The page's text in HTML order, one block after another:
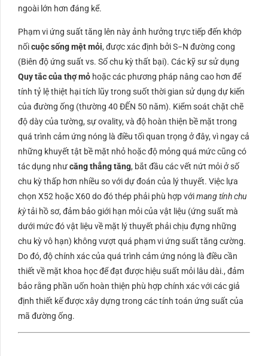
ngoài lớn hơn đáng kể.
Phạm vi ứng suất tăng lên này ảnh hưởng trực tiếp đến khớp
nốicuộc sống mệt mỏi, được xác định bởiS−N đường cong
(Biên độ ứng suất vs. Số chu kỳ thất bại). Các kỹ sư sử dụng
Quy tắc của thợ mỏ hoặc các phương pháp nâng cao hơn để
tính tỷ lệ thiệt hại tích lũy trong suốt thời gian sử dụng dự kiến ​​
của đường ống (thường 40 ĐẾN 50 năm). Kiểm soát chặt chẽ
độ dày của tường, sự ovality, và độ hoàn thiện bề mặt trong
quá trình cảm ứng nóng là điều tối quan trọng ở đây, vì ngay cả
những khuyết tật bề mặt nhỏ hoặc độ mỏng quá mức cũng có
tác dụng nhưcăng thẳng tăng, bắt đầu các vết nứt mỏi ở số
chu kỳ thấp hơn nhiều so với dự đoán của lý thuyết. Việc lựa
chọn X52 hoặcX60 do đó thép phải phù hợp vớimang tính chu
kỳtải hồ sơ, đảm bảo giới hạn mỏi của vật liệu (ứng suất mà
dưới mức đó vật liệu về mặt lý thuyết phải chịu đựng những
chu kỳ vô hạn) không vượt quá phạm vi ứng suất tăng cường.
Do đó, độ chính xác của quá trình cảm ứng nóng là điều cần
thiết về mặt khoa học để đạt được hiệu suất mỏi lâu dài., đảm
bảo rằng phần uốn hoàn thiện phù hợp chính xác với các giả
định thiết kế được xây dựng trong các tính toán ứng suất của
mã đường ống.